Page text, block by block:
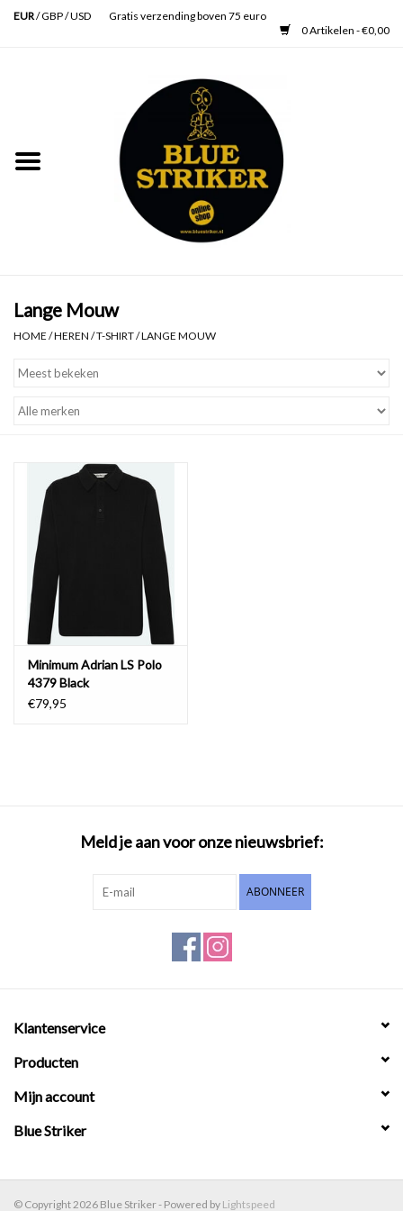
EUR/GBP/USD
Gratis verzending boven 75 euro
0 Artikelen - €0,00
Schoenen
Lange Mouw
HOME /HEREN /T-SHIRT/LANGE MOUW
Minimum Adrian LS Polo
4379 Black
€79,95
Meld je aan voor onze nieuwsbrief:
ABONNEER
Klantenservice
Producten
Mijn account
Blue Striker
© Copyright 2026 Blue Striker - Powered by Lightspeed